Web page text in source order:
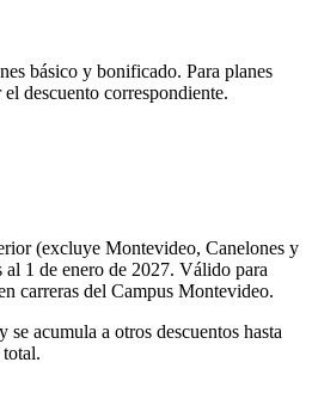
básico y bonificado. Para planes
descuento correspondiente.
(excluye Montevideo, Canelones y
al 1 de enero de 2027. Válido para
carreras del Campus Montevideo.
acumula a otros descuentos hasta